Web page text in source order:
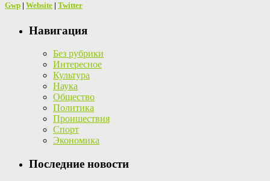
Gwp | Website | Twitter
Навигация
Без рубрики
Интересное
Культура
Наука
Общество
Политика
Проишествия
Спорт
Экономика
Последние новости